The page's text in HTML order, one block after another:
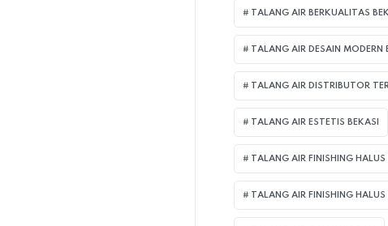
TALANG AIR BERKUALITAS
TALANG AIR DESAIN MODERN
TALANG AIR DISTRIBUTOR
TALANG AIR ESTETIS BEKASI
TALANG AIR FINISHING HALUS
TALANG AIR FINISHING HALUS